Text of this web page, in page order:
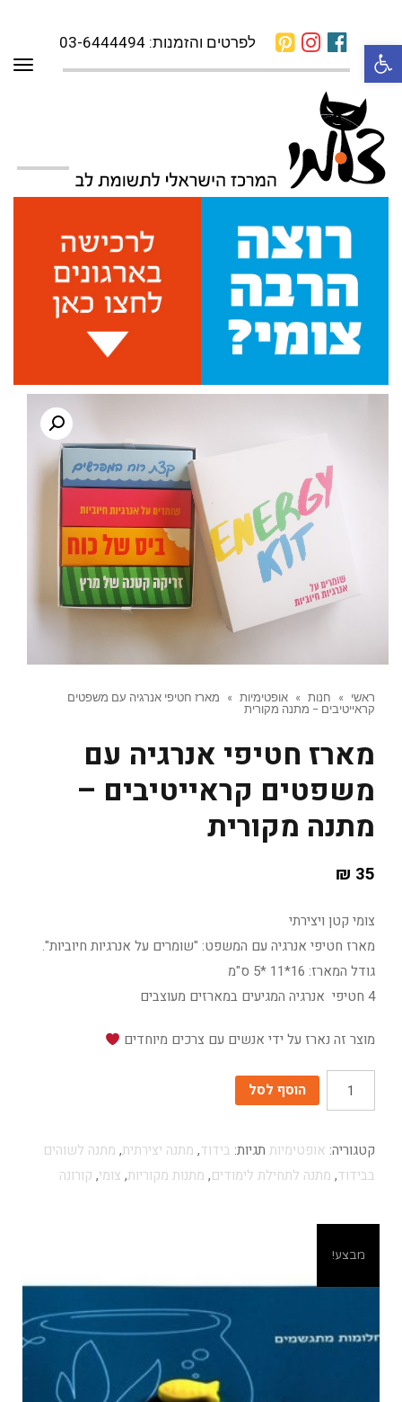
פתח סרגל נגישות לפרטים והזמנות: 03-6444494
ראשי » חנות » אופטימיות »
מארז חטיפי אנרגיה עם משפטים
קראייטיבים – מתנה מקורית
מארז חטיפי אנרגיה עם
משפטים קראייטיבים –
מתנה מקורית
35
₪
צומי קטן ויצירתי
מארז חטיפי אנרגיה עם המשפט: "שומרים על אנרגיות חיוביות".
גודל המארז: 16*11 *5 ס"מ
4 חטיפי אנרגיה המגיעים במארזים מעוצבים
מוצר זה נארז על ידי אנשים עם צרכים מיוחדים
כמות הוסף לסל
קטגוריה: אופטימיות תגיות: בידוד, מתנה יצירתית, מתנה לשוהים
בבידוד, מתנה לתחילת לימודים, מתנות מקוריות, צומי, קורונה
מבצע!